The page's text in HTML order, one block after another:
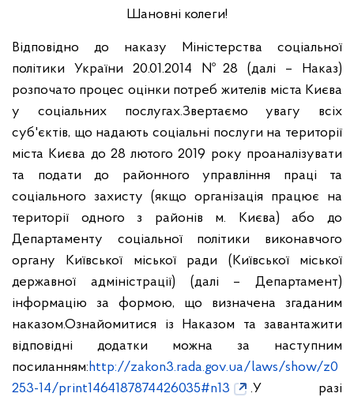
Шановні колеги!
Відповідно до наказу Міністерства соціальної
політики України 20.01.2014 №28 (далі – Наказ)
розпочато процес оцінки потреб жителів міста Києва
у соціальних послугах.Звертаємо увагу всіх
суб'єктів, що надають соціальні послуги на території
міста Києва до 28 лютого 2019 року проаналізувати
та подати до районного управління праці та
соціального захисту (якщо організація працює на
території одного з районів м. Києва) або до
Департаменту соціальної політики виконавчого
органу Київської міської ради (Київської міської
державної адміністрації) (далі – Департамент)
інформацію за формою, що визначена згаданим
наказом.Ознайомитися із Наказом та завантажити
відповідні додатки можна за наступним
посиланням:http://zakon3.rada.gov.ua/laws/show/z0
253-14/print1464187874426035#n13
.У разі